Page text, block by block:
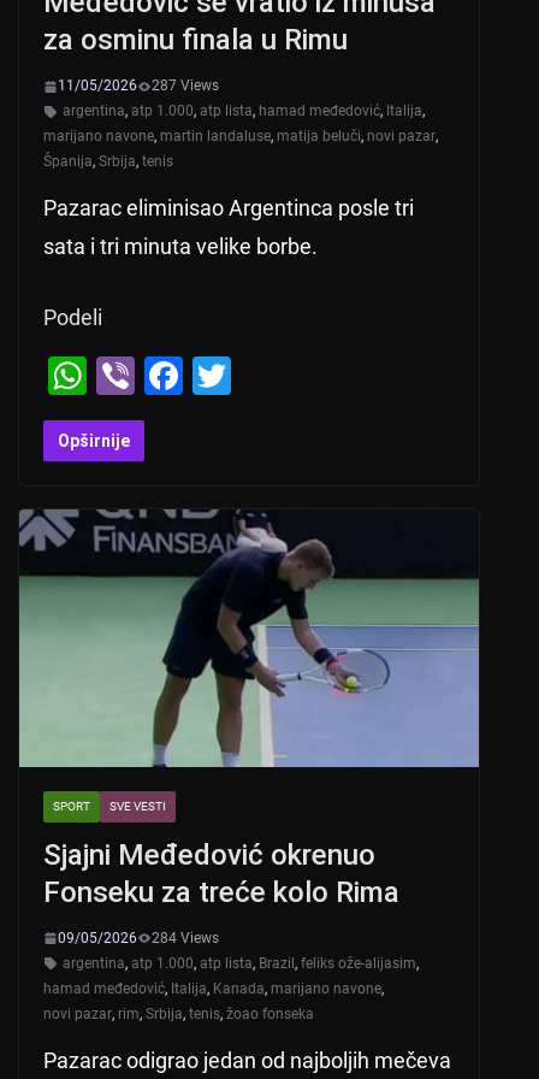
za osminu finala u Rimu
11/05/2026
287 Views
argentina, atp 1.000, atp lista, hamad međedović, Italija,
marijano navone, martin landaluse, matija beluči, novi pazar,
Španija, Srbija, tenis
Pazarac eliminisao Argentinca posle tri
sata i tri minuta velike borbe.
Podeli
W
h
at
A
p
p
Vi
b
er
F
b
o
o
Opširnije
SPORT SVE VESTI
Sjajni Međedović okrenuo
Fonseku za treće kolo Rima
09/05/2026
284 Views
argentina, atp 1.000, atp lista, Brazil, feliks ože-alijasim,
hamad međedović, Italija, Kanada, marijano navone,
novi pazar, rim, Srbija, tenis, žoao fonseka
Pazarac odigrao jedan od najboljih mečeva